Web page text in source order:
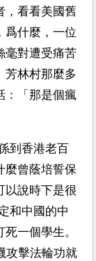
，看看美國舊
爲什麼，一位
毫對遭受痛苦
芳林村那麼多
：「那是個瘋
到香港老百
麼曾蔭培誓保
以說時下是很
和中國的中
一個學生。
攻擊法輪功就